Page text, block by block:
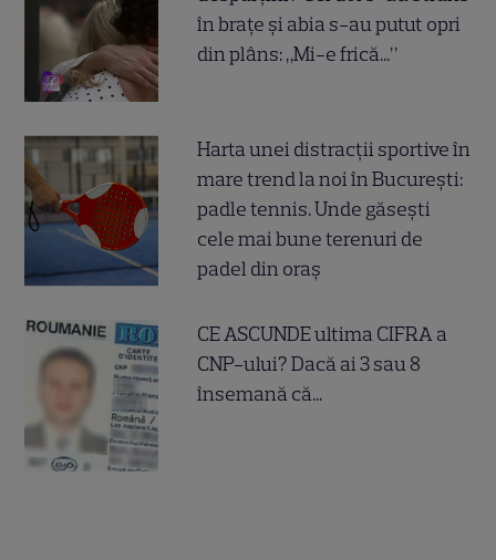
în brațe și abia s-au putut opri
din plâns: „Mi-e frică...”
Harta unei distracții sportive în
mare trend la noi în București:
padle tennis. Unde găsești
cele mai bune terenuri de
padel din oraș
CE ASCUNDE ultima CIFRA a
CNP-ului? Dacă ai 3 sau 8
însemană că...